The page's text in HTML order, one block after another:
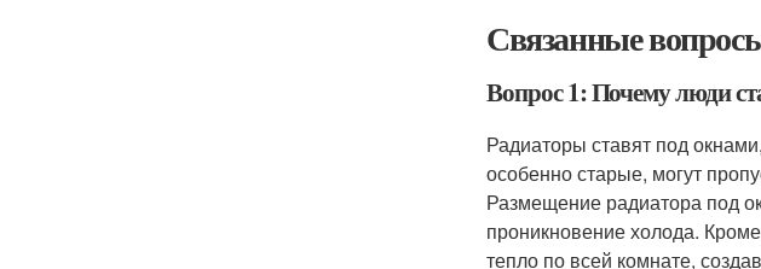
Связанные
Вопрос 1: Почему люди
Радиаторы ставят под
особенно старые, могут
Размещение радиатора под
проникновение холода.
тепло по всей комнате,